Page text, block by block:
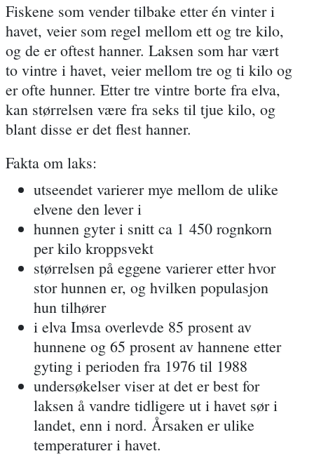
Fiskene som vender tilbake etter én vinter i
havet, veier som regel mellom ett og tre kilo,
og de er oftest hanner. Laksen som har vært
to vintre i havet, veier mellom tre og ti kilo og
er ofte hunner. Etter tre vintre borte fra elva,
kan størrelsen være fra seks til tjue kilo, og
blant disse er det flest hanner.
Fakta om laks:
utseendet varierer mye mellom de ulike
elvene den lever i
hunnen gyter i snitt ca 1 450 rognkorn
per kilo kroppsvekt
størrelsen på eggene varierer etter hvor
stor hunnen er, og hvilken populasjon
hun tilhører
i elva Imsa overlevde 85 prosent av
hunnene og 65 prosent av hannene etter
gyting i perioden fra 1976 til 1988
undersøkelser viser at det er best for
laksen å vandre tidligere ut i havet sør i
landet, enn i nord. Årsaken er ulike
temperaturer i havet.